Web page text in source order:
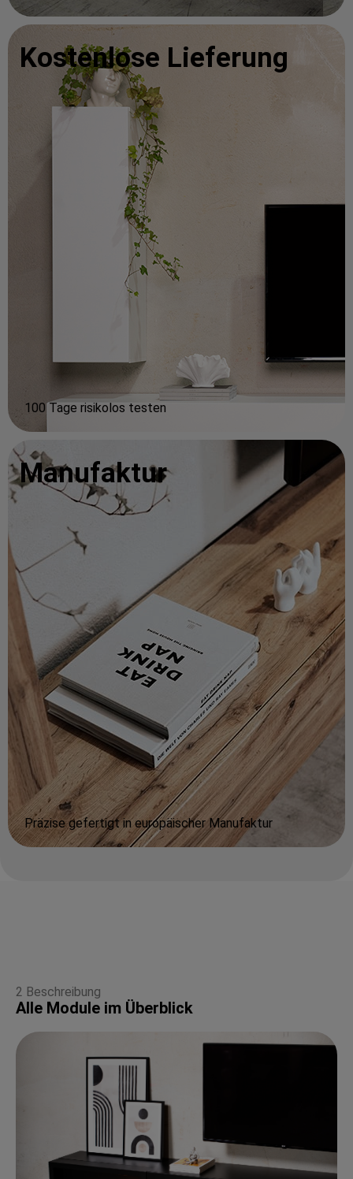
Kostenlose Lieferung
100 Tage risikolos testen
Manufaktur
Präzise gefertigt in europäischer Manufaktur
2 Beschreibung
Alle Module im Überblick